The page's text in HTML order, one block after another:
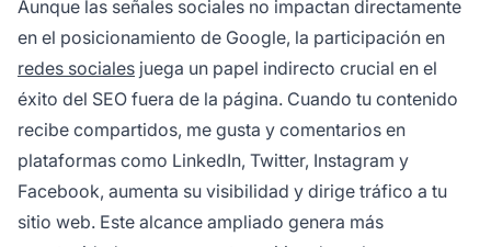
Aunque las señales sociales no impactan directamente
en el posicionamiento de Google, la participación en
redes sociales juega un papel indirecto crucial en el
éxito del SEO fuera de la página. Cuando tu contenido
recibe compartidos, me gusta y comentarios en
plataformas como LinkedIn, Twitter, Instagram y
Facebook, aumenta su visibilidad y dirige tráfico a tu
sitio web. Este alcance ampliado genera más